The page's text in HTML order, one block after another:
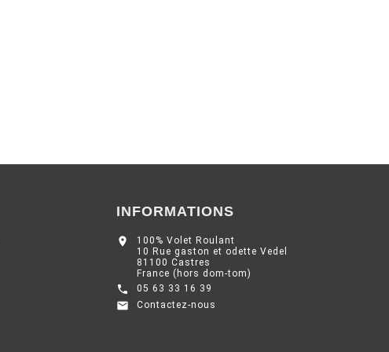
INFORMATIONS

100% Volet Roulant
10 Rue gaston et odette Vedel
81100 Castres
France (hors dom-tom)
 05 63 33 16 39
 Contactez-nous